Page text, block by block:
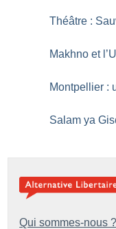
Théâtre :
Makhno et
Montpellier :
Salam ya
Qui sommes-nous ?